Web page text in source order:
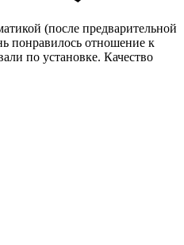
(после предварительной
понравилось отношение к
по установке. Качество